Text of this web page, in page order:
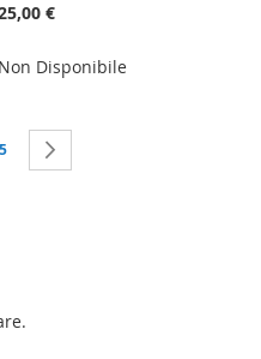
€
Non Disponibile
stai leggendo la pagina
Pagina
5